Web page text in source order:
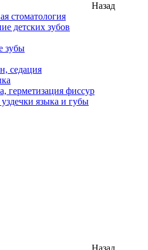
Назад
стоматология
детских зубов
зубы
седация
герметизация фиссур
языка и губы
Назад